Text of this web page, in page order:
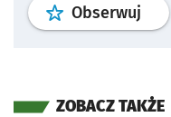
Obserwuj profil
ZOBACZ TAKŻE